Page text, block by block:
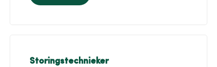
Storingstechnieker